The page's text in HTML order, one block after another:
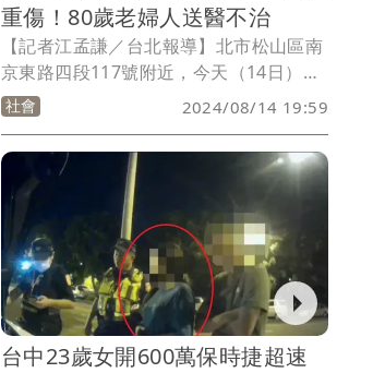
重傷！80歲老婦人送醫不治
【記者江孟謙／台北報導】北市松山區南
京東路四段117號附近，今天（14日）傍
晚5時許發生嚴重車禍，一部小客車不明
原因自撞衝上人行道，造成2女1男送醫，
其中年約80歲的老婦人當場失去生命跡
象，送醫仍告不治。
社會 2024/08/14 19:59
台中23歲女開600萬保時捷超速